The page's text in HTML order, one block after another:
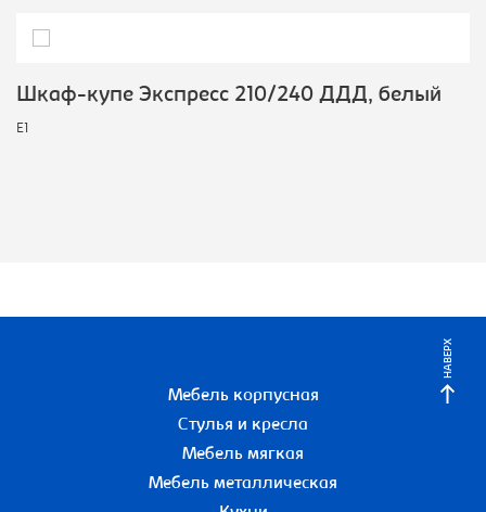
Шкаф-купе Экспресс 210/240 ДДД, белый
E1
НАВЕРХ
Мебель корпусная
Стулья и кресла
Мебель мягкая
Мебель металлическая